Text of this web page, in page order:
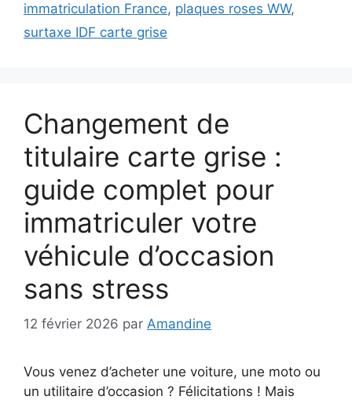
immatriculation France, plaques roses WW,
surtaxe IDF carte grise
Changement de
titulaire carte grise :
guide complet pour
immatriculer votre
véhicule d’occasion
sans stress
12 février 2026 par Amandine
Vous venez d’acheter une voiture, une moto ou
un utilitaire d’occasion ? Félicitations ! Mais